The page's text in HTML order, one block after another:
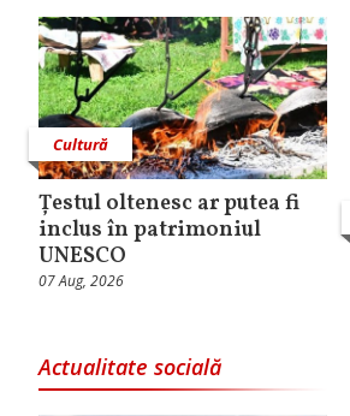
Cultură
Țestul oltenesc ar putea fi
inclus în patrimoniul
UNESCO
07 Aug, 2026
Actualitate socială